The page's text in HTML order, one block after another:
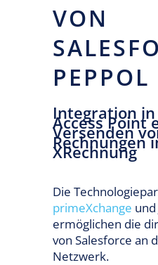
VON
PEPPOL
Integration in
Access Point
Versenden
Rechnungen
XRechnung
Die
primeXchange und
ermöglichen die
von Salesforce an
Netzwerk.